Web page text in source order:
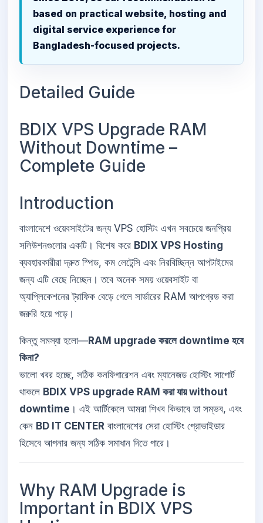
based on practical website, hosting and
digital service experience for
Bangladesh-focused projects.
Detailed Guide
BDIX VPS Upgrade RAM
Without Downtime –
Complete Guide
Introduction
বাংলাদেশে ওয়েবসাইটের জন্য VPS হোস্টিং এখন সবচেয়ে জনপ্রিয়
সলিউশনগুলোর একটি। বিশেষ করে BDIX VPS Hosting
ব্যবহারকারীরা দ্রুত স্পিড, কম লেটেন্সি এবং নিরবিচ্ছিন্ন আপটাইমের
জন্য এটি বেছে নিচ্ছেন। তবে অনেক সময় ওয়েবসাইট বা
অ্যাপ্লিকেশনের ট্রাফিক বেড়ে গেলে সার্ভারের RAM আপগ্রেড করা
জরুরি হয়ে পড়ে।
কিন্তু সমস্যা হলো—RAM upgrade করলে downtime হবে
কিনা?
ভালো খবর হচ্ছে, সঠিক কনফিগারেশন এবং ম্যানেজড হোস্টিং সাপোর্ট
থাকলে BDIX VPS upgrade RAM করা যায় without
downtime । এই আর্টিকেলে আমরা শিখব কিভাবে তা সম্ভব, এবং
কেন BD IT CENTER বাংলাদেশের সেরা হোস্টিং প্রোভাইডার
হিসেবে আপনার জন্য সঠিক সমাধান দিতে পারে।
Why RAM Upgrade is
Important in BDIX VPS